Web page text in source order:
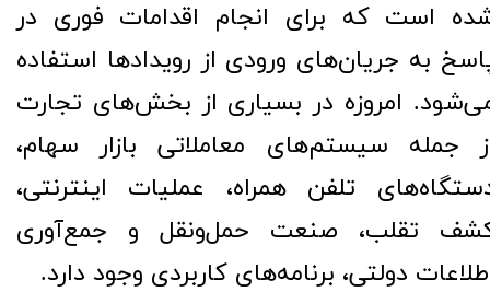
است که برای انجام اقدامات فوری در
به جریان‌های ورودی از رویدادها استفاده
امروزه در بسیاری از بخش‌های تجارت
جمله سیستم‌های معاملاتی بازار سهام،
تلفن همراه، عملیات اینترنتی،
تقلب، صنعت حمل‌ونقل و جمع‌آوری
دولتی، برنامه‌های کاربردی وجود دارد.